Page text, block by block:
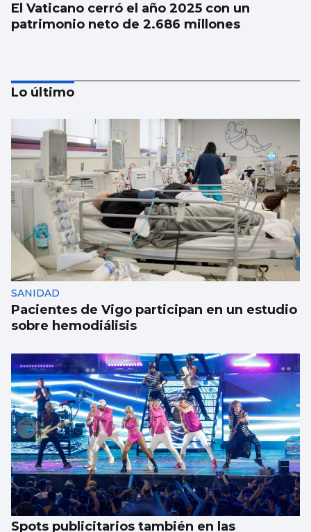
El Vaticano cerró el año 2025 con un
patrimonio neto de 2.686 millones
La dieta de verdura y pescado favorece la
esperanza de vida
Lo último
SANIDAD
Pacientes de Vigo participan en un estudio
sobre hemodiálisis
Spots publicitarios también en las